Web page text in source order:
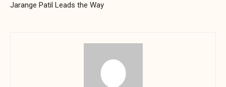
Jarange Patil Leads the Way